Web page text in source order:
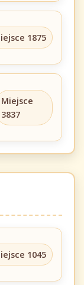
1875
Miejsce
3837
1045